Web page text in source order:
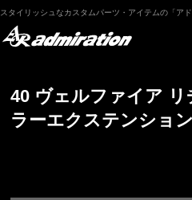
スタイリッシュなカスタムパーツ・アイテムの「アド
40 ヴェルファイア
ラーエクステンション